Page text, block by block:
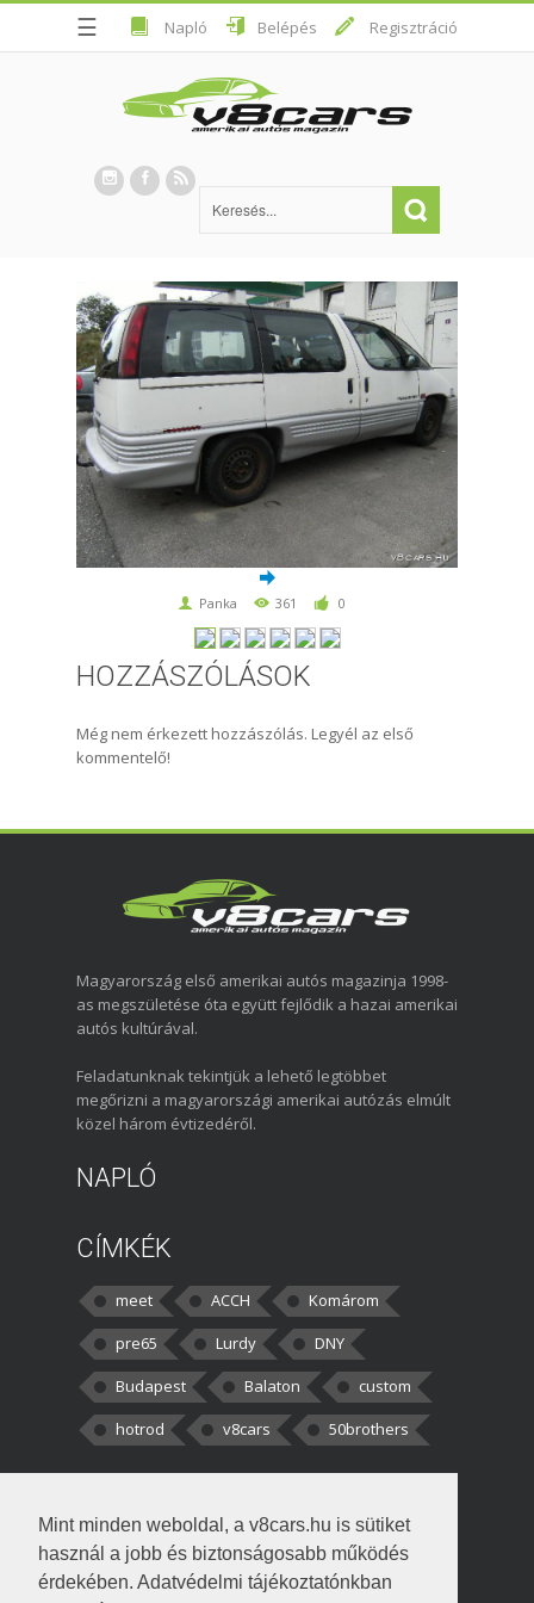
Mint minden weboldal, a v8cars.hu is sütiket
használ a jobb és biztonságosabb működés
érdekében. Adatvédelmi tájékoztatónkban
☰ Napló Belépés Regisztráció
Panka 361 0
HOZZÁSZÓLÁSOK
Még nem érkezett hozzászólás. Legyél az első
kommentelő!
Magyarország első amerikai autós magazinja 1998-
as megszületése óta együtt fejlődik a hazai amerikai
autós kultúrával.
Feladatunknak tekintjük a lehető legtöbbet
megőrizni a magyarországi amerikai autózás elmúlt
közel három évtizedéről.
NAPLÓ
CÍMKÉK
meet ACCH
Komárom
pre65
Lurdy
DNY
Budapest
Balaton
custom
hotrod
v8cars 50brothers
kortisz:Elszúrtam! Én csak két
darabbaal számoltam. Nem tudtam, hogy fél autót,